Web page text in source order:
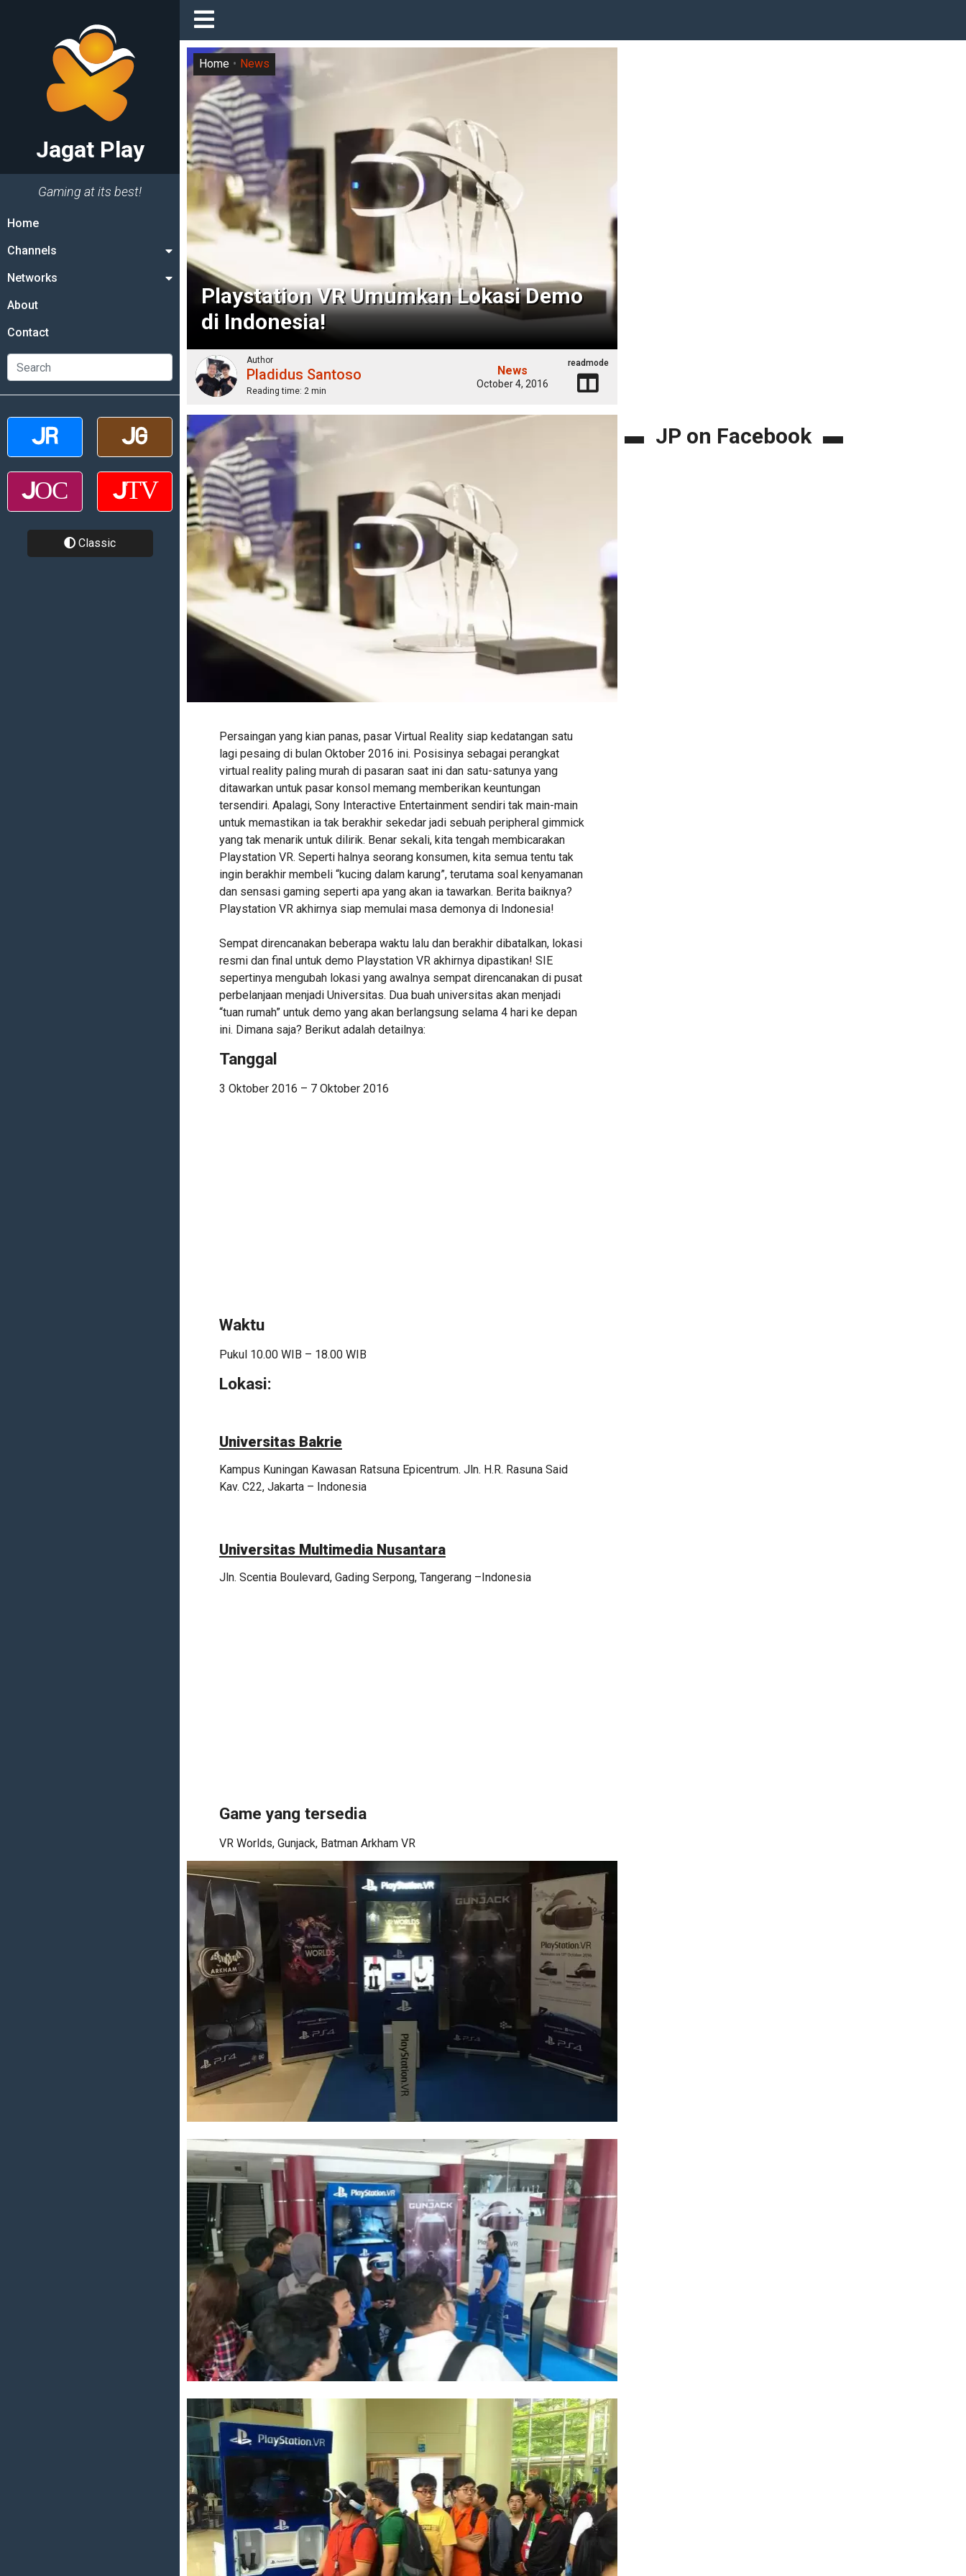
Jagat Play
Gaming at its best!
Home
Channels
Networks
About
Contact
Classic
Playstation VR Umumkan Lokasi Demo
di Indonesia!
Home News
Author
Pladidus Santoso
Reading time: 2 min
News
October 4, 2016
readmode
Persaingan yang kian panas, pasar Virtual Reality siap kedatangan satu
lagi pesaing di bulan Oktober 2016 ini. Posisinya sebagai perangkat
virtual reality paling murah di pasaran saat ini dan satu-satunya yang
ditawarkan untuk pasar konsol memang memberikan keuntungan
tersendiri. Apalagi, Sony Interactive Entertainment sendiri tak main-main
untuk memastikan ia tak berakhir sekedar jadi sebuah peripheral gimmick
yang tak menarik untuk dilirik. Benar sekali, kita tengah membicarakan
Playstation VR. Seperti halnya seorang konsumen, kita semua tentu tak
ingin berakhir membeli “kucing dalam karung”, terutama soal kenyamanan
dan sensasi gaming seperti apa yang akan ia tawarkan. Berita baiknya?
Playstation VR akhirnya siap memulai masa demonya di Indonesia!
Sempat direncanakan beberapa waktu lalu dan berakhir dibatalkan, lokasi
resmi dan final untuk demo Playstation VR akhirnya dipastikan! SIE
sepertinya mengubah lokasi yang awalnya sempat direncanakan di pusat
perbelanjaan menjadi Universitas. Dua buah universitas akan menjadi
“tuan rumah” untuk demo yang akan berlangsung selama 4 hari ke depan
ini. Dimana saja? Berikut adalah detailnya:
Tanggal
3 Oktober 2016 – 7 Oktober 2016
Waktu
Pukul 10.00 WIB – 18.00 WIB
Lokasi:
Universitas Bakrie
Kampus Kuningan Kawasan Ratsuna Epicentrum. Jln. H.R. Rasuna Said
Kav. C22, Jakarta – Indonesia
Universitas Multimedia Nusantara
Jln. Scentia Boulevard, Gading Serpong, Tangerang –Indonesia
Game yang tersedia
VR Worlds, Gunjack, Batman Arkham VR
JP on Facebook